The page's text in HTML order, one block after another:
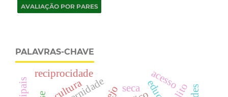
PALAVRAS-CHAVE
reciprocidade
seca
cultura acesso